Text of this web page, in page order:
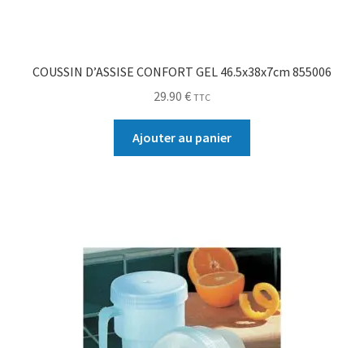
COUSSIN D’ASSISE CONFORT GEL 46.5x38x7cm 855006
29.90 € TTC
Ajouter au panier